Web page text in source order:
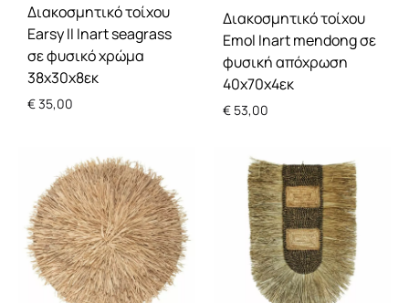
Διακοσμητικό τοίχου
Earsy II Inart seagrass
σε φυσικό χρώμα
38x30x8εκ
€35,00
Διακοσμητικό τοίχου
Emol Inart mendong σε
φυσική απόχρωση
40x70x4εκ
€ 53,00